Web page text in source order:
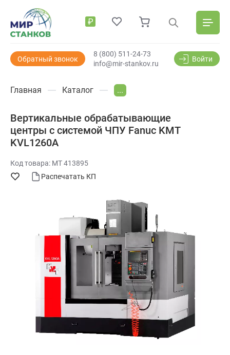
₽
Обратный звонок
info@mir-stankov.ru
8 (800) 511-24-73
Войти
Главная Каталог ...
Вертикальные обрабатывающие
центры с системой ЧПУ Fanuc KMT
KVL1260A
Код товара: МТ 413895
Распечатать КП